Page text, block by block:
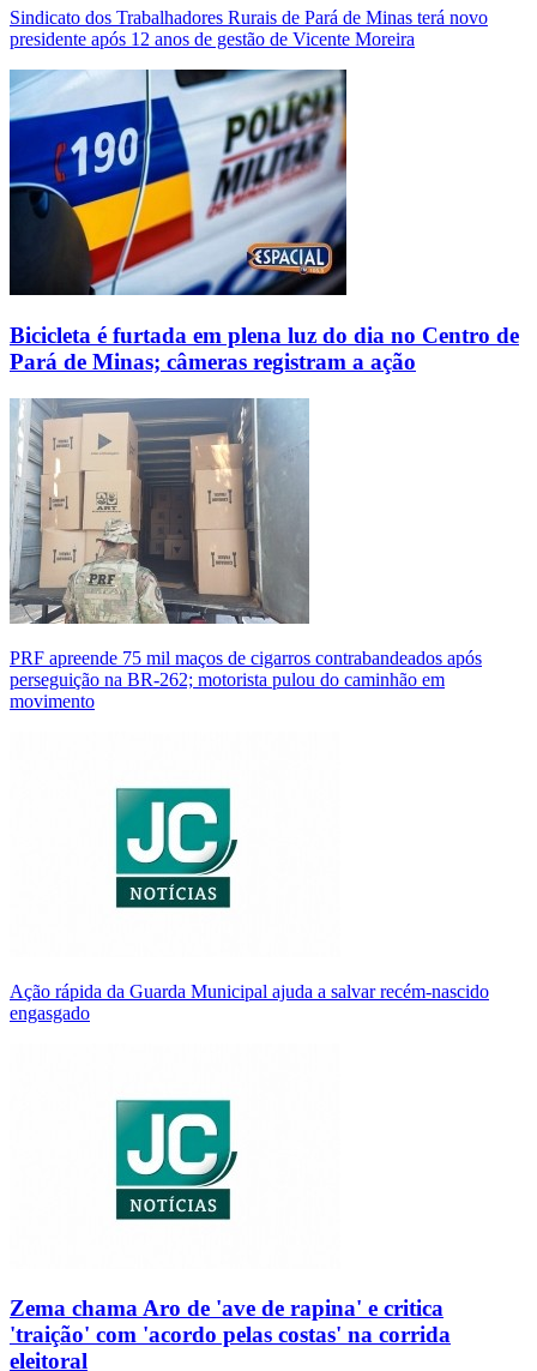
Sindicato dos Trabalhadores Rurais de Pará de Minas terá novo
presidente após 12 anos de gestão de Vicente Moreira
Bicicleta é furtada em plena luz do dia no Centro de
Pará de Minas; câmeras registram a ação
PRF apreende 75 mil maços de cigarros contrabandeados após
perseguição na BR-262; motorista pulou do caminhão em
movimento
Ação rápida da Guarda Municipal ajuda a salvar recém-nascido
engasgado
Zema chama Aro de 'ave de rapina' e critica
'traição' com 'acordo pelas costas' na corrida
eleitoral